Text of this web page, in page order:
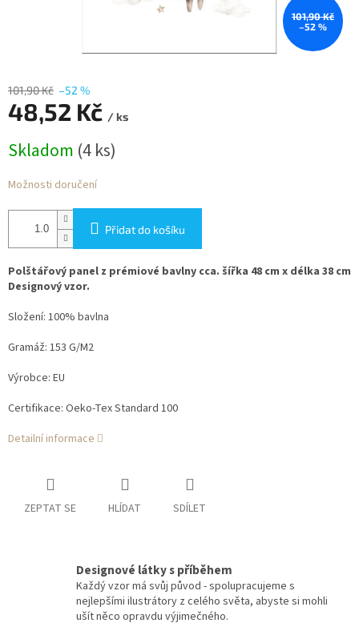
101,90 Kč
–52 %
101,90 Kč –52 %
48,52 Kč / ks
cena:
Skladom (4 ks)
Možnosti doručení
Přidat do košíku
Polštářový panel z prémiové bavlny cca. šířka 48 cm x délka 38 cm
Designový vzor.
Složení: 100% bavlna
Gramáž: 153 G/M2
Výrobce: EU
Certifikace: Oeko-Tex Standard 100
Detailní informace
ZEPTAT SE HLÍDAT SDÍLET
Designové látky s příběhem
Každý vzor má svůj původ - spolupracujeme s
nejlepšími ilustrátory z celého světa, abyste si mohli
ušít něco opravdu výjimečného.